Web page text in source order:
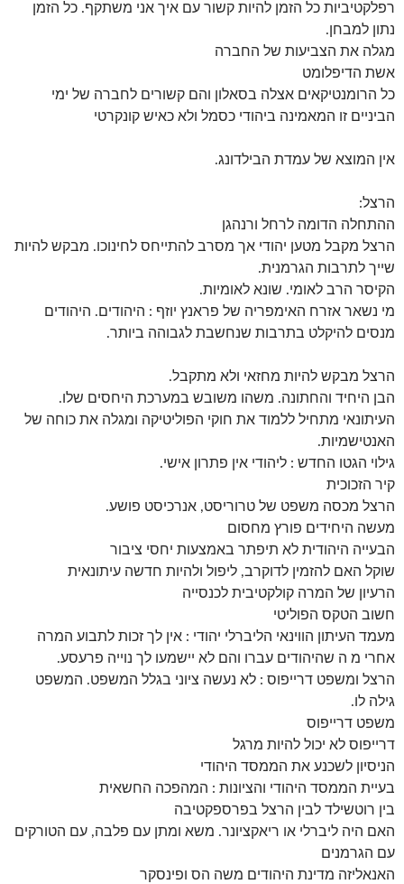
רפלקטיביות כל הזמן להיות קשור עם איך אני משתקף. כל הזמן
נתון למבחן.
מגלה את הצביעות של החברה
אשת הדיפלומט
כל הרומנטיקאים אצלה בסאלון והם קשורים לחברה של ימי
הביניים זו המאמינה ביהודי כסמל ולא כאיש קונקרטי
אין המוצא של עמדת הבילדונג.
הרצל:
ההתחלה הדומה לרחל ורנהגן
הרצל מקבל מטען יהודי אך מסרב להתייחס לחינוכו. מבקש להיות
שייך לתרבות הגרמנית.
הקיסר הרב לאומי. שונא לאומיות.
מי נשאר אזרח האימפריה של פראנץ יוזף : היהודים. היהודים
מנסים להיקלט בתרבות שנחשבת לגבוהה ביותר.
הרצל מבקש להיות מחזאי ולא מתקבל.
הבן היחיד והחתונה. משהו משובש במערכת היחסים שלו.
העיתונאי מתחיל ללמוד את חוקי הפוליטיקה ומגלה את כוחה של
האנטישמיות.
גילוי הגטו החדש : ליהודי אין פתרון אישי.
קיר הזכוכית
הרצל מכסה משפט של טרוריסט, אנרכיסט פושע.
מעשה היחידים פורץ מחסום
הבעייה היהודית לא תיפתר באמצעות יחסי ציבור
שוקל האם להזמין לדוקרב, ליפול ולהיות חדשה עיתונאית
הרעיון של המרה קולקטיבית לכנסייה
חשוב הטקס הפוליטי
מעמד העיתון הווינאי הליברלי יהודי : אין לך זכות לתבוע המרה
אחרי מ ה שהיהודים עברו והם לא יישמעו לך נוייה פרעסע.
הרצל ומשפט דרייפוס : לא נעשה ציוני בגלל המשפט. המשפט
גילה לו.
משפט דרייפוס
דרייפוס לא יכול להיות מרגל
הניסיון לשכנע את הממסד היהודי
בעיית הממסד היהודי והציונות : המהפכה החשאית
בין רוטשילד לבין הרצל בפרספקטיבה
האם היה ליברלי או ריאקציונר. משא ומתן עם פלבה, עם הטורקים
עם הגרמנים
האנאליזה מדינת היהודים משה הס ופינסקר